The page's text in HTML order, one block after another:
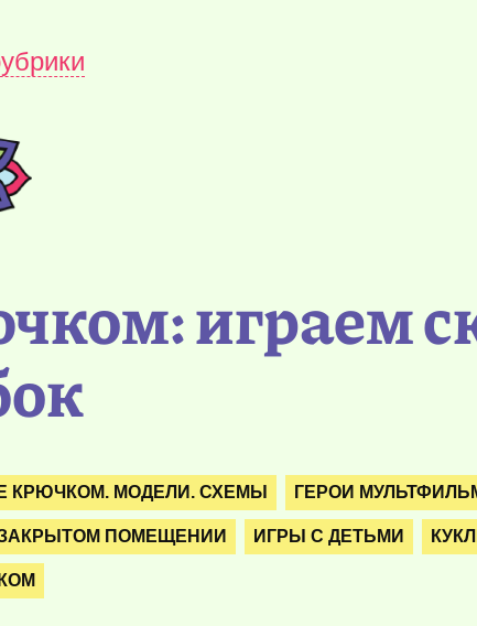
играем
КРЮЧКОМ. МОДЕЛИ. СХЕМЫ ГЕРОИ
ПОМЕЩЕНИИ ИГРЫ С ДЕТЬМИ